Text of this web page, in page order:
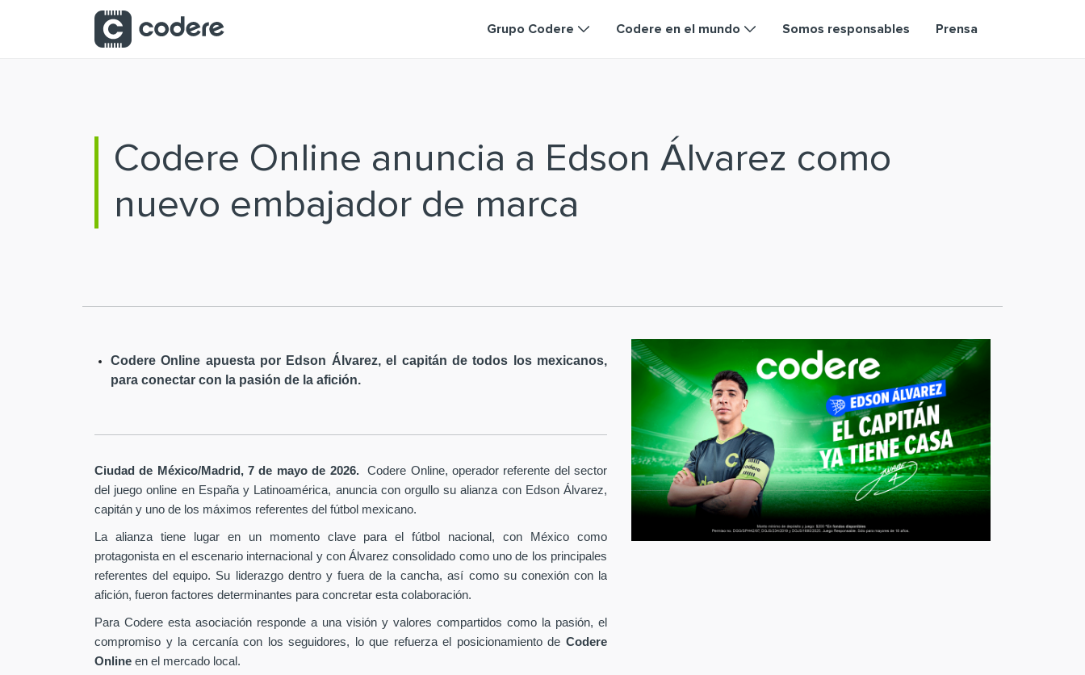
Saltar al contenido principal
Grupo Codere Codere en el mundo Somos responsables Prensa
Codere Online anuncia a Edson Álvarez como
nuevo embajador de marca
Codere Online apuesta por Edson Álvarez, el capitán de todos los mexicanos,
para conectar con la pasión de la afición.
Ciudad de México/Madrid, 7 de mayo de 2026.Codere Online, operador referente del sector
del juego online en España y Latinoamérica, anuncia con orgullo su alianza con Edson Álvarez,
capitán y uno de los máximos referentes del fútbol mexicano.
La alianza tiene lugar en un momento clave para el fútbol nacional, con México como
protagonista en el escenario internacional y con Álvarez consolidado como uno de los principales
referentes del equipo. Su liderazgo dentro y fuera de la cancha, así como su conexión con la
afición, fueron factores determinantes para concretar esta colaboración.
Para Codere esta asociación responde a una visión y valores compartidos como la pasión, el
compromiso y la cercanía con los seguidores, lo que refuerza el posicionamiento de Codere
Online en el mercado local.